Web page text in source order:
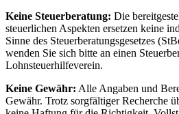
Keine Steuerberatung: Die
steuerlichen Aspekten ersetzen keine
Sinne des Steuerberatungsgesetzes
wenden Sie sich bitte an einen
Lohnsteuerhilfeverein.
Keine Gewähr: Alle Angaben und
Gewähr. Trotz sorgfältiger Recherche